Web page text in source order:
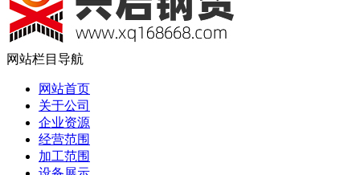
网站栏目导航
网站首页
关于公司
企业资源
经营范围
加工范围